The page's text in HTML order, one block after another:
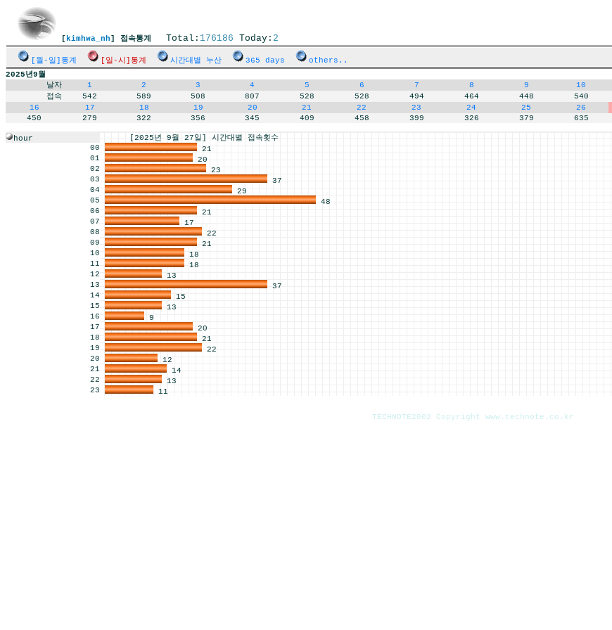
[ kimhwa_nh] 접속통계 Total: 176186 Today: 2
[월-일]통계 [일-시]통계 시간대별 누산 365 days
others..
2025년9월
날자
1 2 3 4 5 6 7 8 9 10
접속
542 589 508 807 528 528 494 464 448 540
16
17 18 19 20 21 22 23 24 25 26
450
279 322 356 345 409 458 399 326 379 635
hour
[2025년 9월 27일] 시간대별 접속횟수
00
21
01
20
02
23
03
37
04
29
05
48
06
21
07
17
08
22
09
21
10
18
11
18
12
13
13
37
14
15
15
13
16
9
17
20
18
21
19
22
20
12
21
14
22
13
23
11
TECHNOTE2002 Copyright www.technote.co.kr